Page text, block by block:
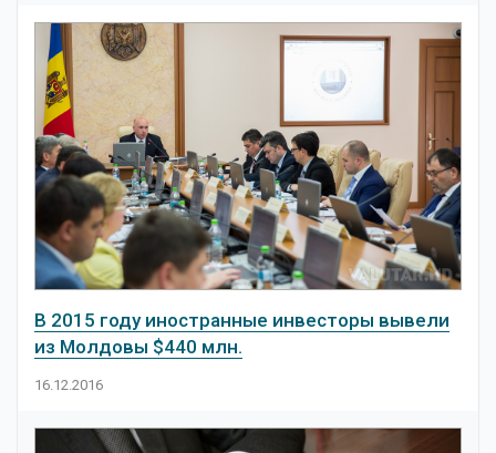
В 2015 году иностранные инвесторы вывели
из Молдовы $440 млн.
16.12.2016